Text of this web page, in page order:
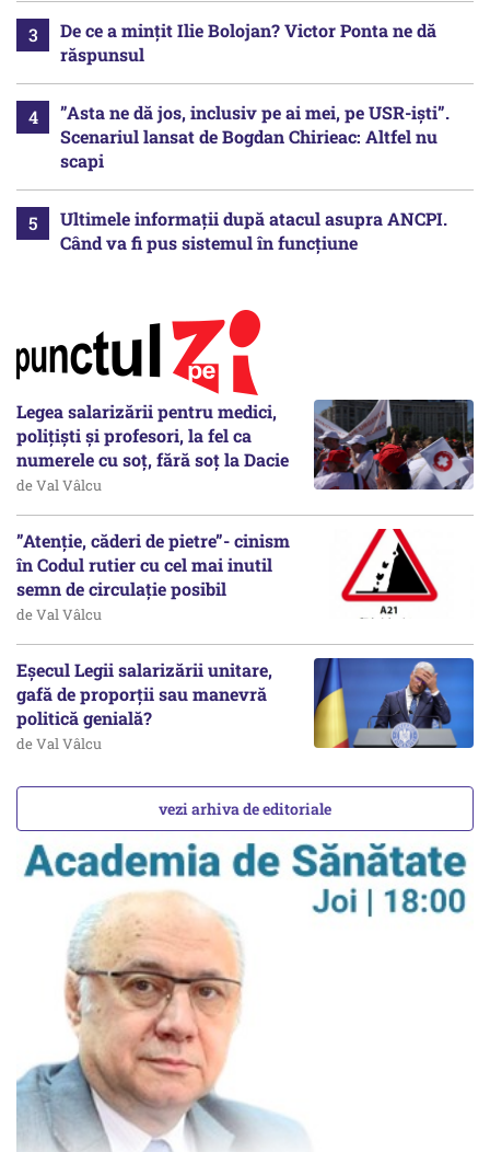
De ce a mințit Ilie Bolojan? Victor Ponta ne dă
răspunsul
”Asta ne dă jos, inclusiv pe ai mei, pe USR-iști”.
Scenariul lansat de Bogdan Chirieac: Altfel nu
scapi
Ultimele informații după atacul asupra ANCPI.
Când va fi pus sistemul în funcțiune
Legea salarizării pentru medici,
polițiști și profesori, la fel ca
numerele cu soț, fără soț la Dacie
de Val Vâlcu
”Atenție, căderi de pietre”- cinism
în Codul rutier cu cel mai inutil
semn de circulație posibil
de Val Vâlcu
Eșecul Legii salarizării unitare,
gafă de proporții sau manevră
politică genială?
de Val Vâlcu
vezi arhiva de editoriale